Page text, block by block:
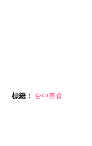
標籤： 台中美食